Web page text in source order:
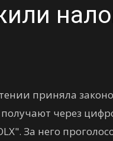
приняла
через
За него